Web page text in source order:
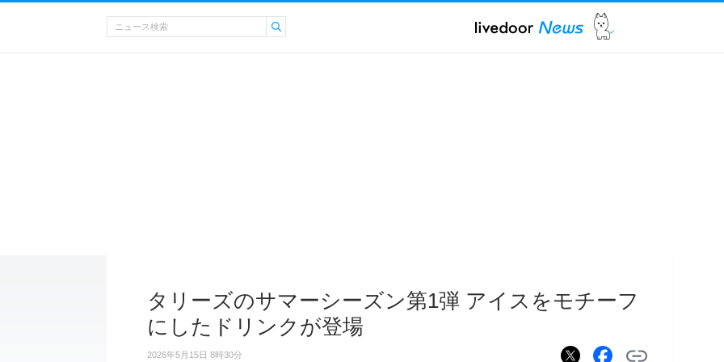
タリーズのサマーシーズン第1弾 アイスをモチーフ
にしたドリンクが登場
2026年5月15日 8時30分